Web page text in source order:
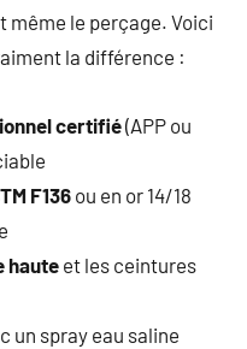
même le perçage. Voici
la différence :
certifié(APP ou
F136ou en or 14/18
hauteet les ceintures
un spray eau saline